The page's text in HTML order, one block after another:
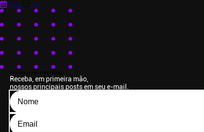
21 Dez
3 m
Receba, em primeira mão,
nossos principais posts em seu e-mail.